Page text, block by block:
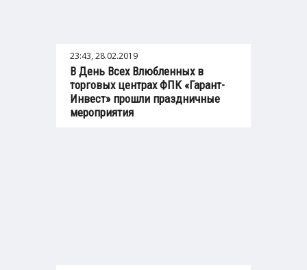
23:43, 28.02.2019
В День Всех Влюбленных в
торговых центрах ФПК «Гарант-
Инвест» прошли праздничные
мероприятия